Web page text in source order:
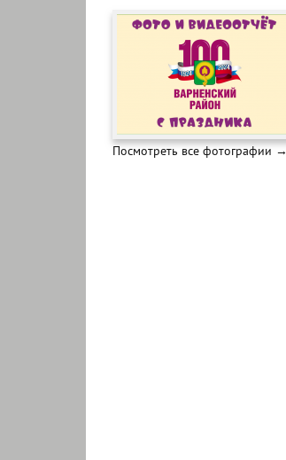
Посмотреть все фотографии →